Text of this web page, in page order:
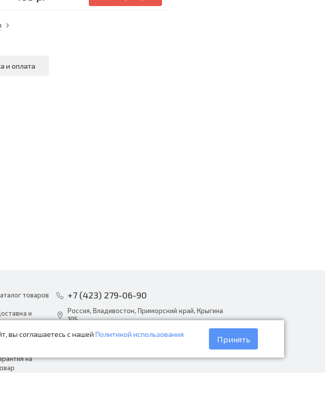
вы соглашаетесь с нашей Политикой использования
Принять
и оплата
товаров
и
Акции
на
+7 (423) 279-06-90
Россия, Владивосток, Приморский край, Крыгина
105
info@avtonarodnye.ru